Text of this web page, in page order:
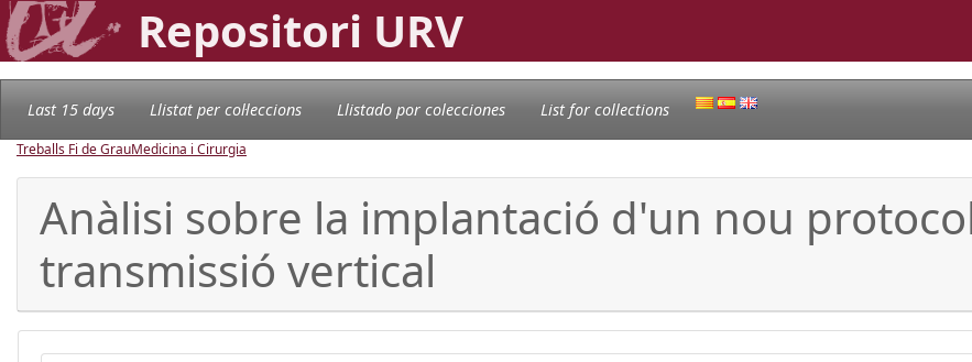
Repositori URV
Last 15 days Llistat per col·leccions Llistado por colecciones List for collections
Treballs Fi de GrauMedicina i Cirurgia
Anàlisi sobre la implantació d'un nou
transmissió vertical